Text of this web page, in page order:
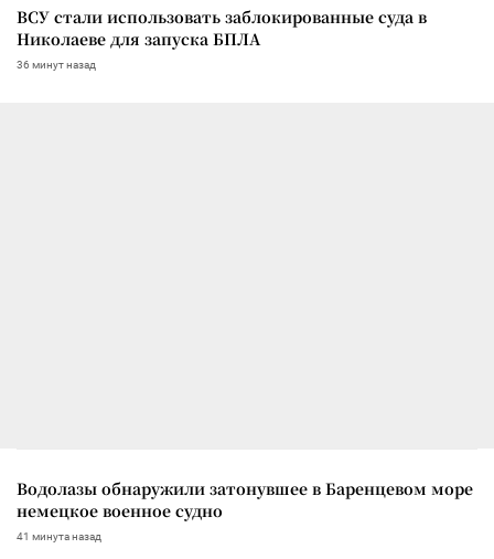
ВСУ стали использовать заблокированные суда в
Николаеве для запуска БПЛА
36 минут назад
Водолазы обнаружили затонувшее в Баренцевом море
немецкое военное судно
41 минута назад